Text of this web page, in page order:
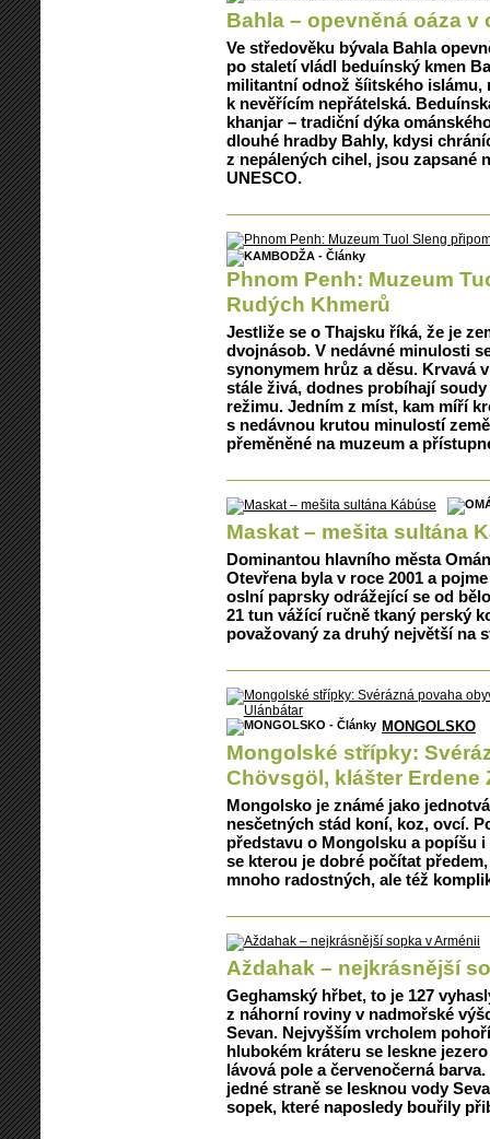
Bahla – opevněná oáza
Ve středověku bývala Bahla
po staletí vládl beduínský kmen
militantní odnož šíitského islámu,
k nevěřícím nepřátelská.
khanjar – tradiční dýka
dlouhé hradby Bahly, kdysi
z nepálených cihel, jsou zapsané
UNESCO.
Phnom Penh: Muzeum
Rudých Khmerů
Jestliže se o Thajsku říká, že je
dvojnásob. V nedávné minulosti
synonymem hrůz a děsu. Krvavá
stále živá, dodnes probíhají
režimu. Jedním z míst, kam míří
s nedávnou krutou minulostí
přeměněné na muzeum a
Maskat – mešita sultána
Dominantou hlavního města
Otevřena byla v roce 2001 a
oslní paprsky odrážející se od
21 tun vážící ručně tkaný perský
považovaný za druhý největší na
MONGOLSKO
Mongolské střípky:
Chövsgöl, klášter Erdene
Mongolsko je známé jako
nesčetných stád koní, koz, ovcí.
představu o Mongolsku a popíšu
se kterou je dobré počítat
mnoho radostných, ale též
Aždahak – nejkrásnější
Geghamský hřbet, to je 127
z náhorní roviny v nadmořské
Sevan. Nejvyšším vrcholem
hlubokém kráteru se leskne
lávová pole a červenočerná
jedné straně se lesknou vody
sopek, které naposledy bouřily